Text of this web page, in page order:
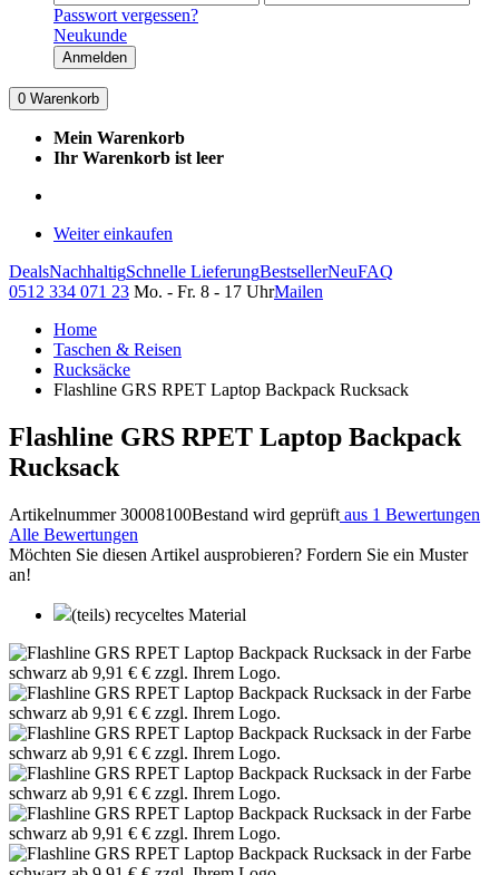
Passwort vergessen?
Neukunde
Anmelden
0 Warenkorb
Mein Warenkorb
Ihr Warenkorb ist leer
Weiter einkaufen
DealsNachhaltigSchnelle LieferungBestsellerNeuFAQ
0512 334 071 23 Mo. - Fr. 8 - 17 UhrMailen
Home
Taschen & Reisen
Rucksäcke
Flashline GRS RPET Laptop Backpack Rucksack
Flashline GRS RPET Laptop Backpack
Rucksack
Artikelnummer 30008100Bestand wird geprüft aus 1 Bewertungen
Alle Bewertungen
Möchten Sie diesen Artikel ausprobieren? Fordern Sie ein Muster
an!
(teils) recyceltes Material